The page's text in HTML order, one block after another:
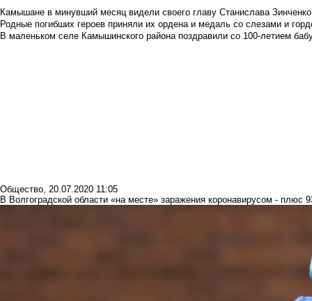
Камышане в минувший месяц видели своего главу Станислава Зинченко
Родные погибших героев приняли их ордена и медаль со слезами и
В маленьком селе Камышинского района поздравили со 100-летием
Общество, 20.07.2020 11:05
В Волгоградской области «на месте» заражения коронавирусом - плюс